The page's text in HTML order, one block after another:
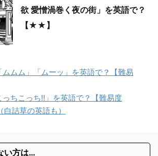
欲 愛憎渦巻く夜の街」を英語で？
【★★】
ムムム」「ムーッ」を英語で？【難易
っちこっち!!」を英語で？【難易度
詰草の英語も）
い方は…